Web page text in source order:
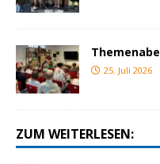
25. Juli 2026
ZUM WEITERLESEN: